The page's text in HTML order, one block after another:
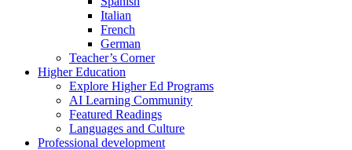
Italian
French
German
Teacher’s Corner
Higher Education
Explore Higher Ed Programs
AI Learning Community
Featured Readings
Languages and Culture
Professional development